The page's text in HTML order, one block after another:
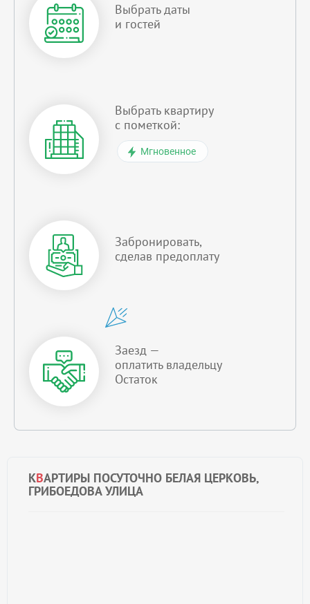
КВАРТИРЫ ПОСУТОЧНО БЕЛАЯ ЦЕРКОВЬ,
ГРИБОЕДОВА УЛИЦА
Выбрать даты
и гостей
Выбрать квартиру
с пометкой:
Мгновенное
Забронировать,
сделав предоплату
Заезд —
оплатить владельцу
Остаток